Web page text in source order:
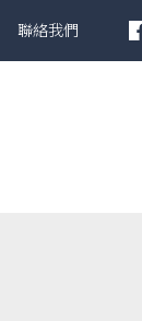
聯絡我們